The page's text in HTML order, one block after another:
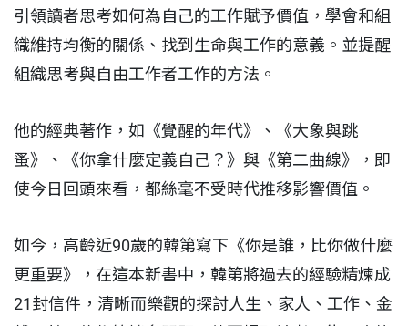
引領讀者思考如何為自己的工作賦予價值，學會和組
織維持均衡的關係、找到生命與工作的意義。並提醒
組織思考與自由工作者工作的方法。
他的經典著作，如《覺醒的年代》、《大象與跳
蚤》、《你拿什麼定義自己？》與《第二曲線》，即
使今日回頭來看，都絲毫不受時代推移影響價值。
如今，高齡近90歲的韓第寫下《你是誰，比你做什麼
更重要》，在這本新書中，韓第將過去的經驗精煉成
21封信件，清晰而樂觀的探討人生、家人、工作、金